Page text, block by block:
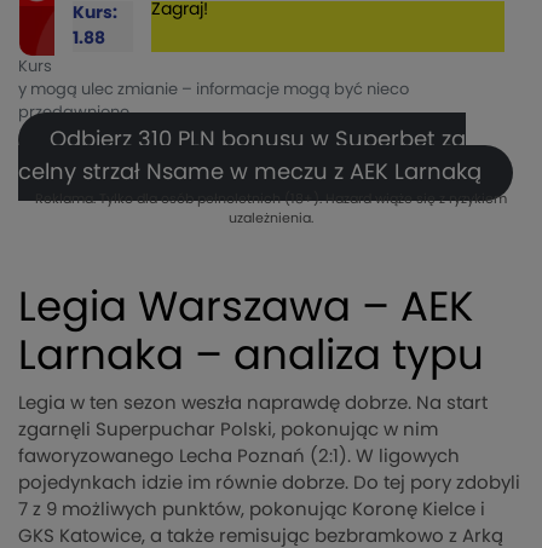
Kurs:
1.88
Zagraj!
Kurs
y mogą ulec zmianie – informacje mogą być nieco
przedawnione.
Odbierz 310 PLN bonusu w Superbet za
celny strzał Nsame w meczu z AEK Larnaką
Reklama. Tylko dla osób pełnoletnich (18+). Hazard wiąże się z ryzykiem
uzależnienia.
Legia Warszawa – AEK
Larnaka – analiza typu
Legia w ten sezon weszła naprawdę dobrze. Na start
zgarnęli Superpuchar Polski, pokonując w nim
faworyzowanego Lecha Poznań (2:1). W ligowych
pojedynkach idzie im równie dobrze. Do tej pory zdobyli
7 z 9 możliwych punktów, pokonując Koronę Kielce i
GKS Katowice, a także remisując bezbramkowo z Arką